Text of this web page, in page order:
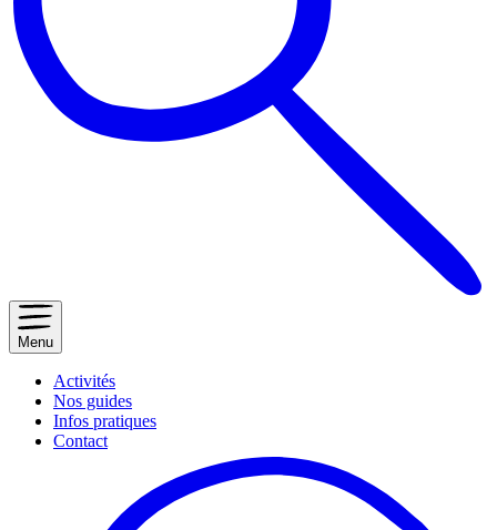
Menu
Activités
Nos guides
Infos pratiques
Contact